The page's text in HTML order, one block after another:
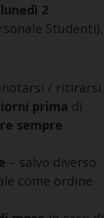
2
Studenti).
/ ritirarsi
prima di
sempre
– salvo diverso
come ordine